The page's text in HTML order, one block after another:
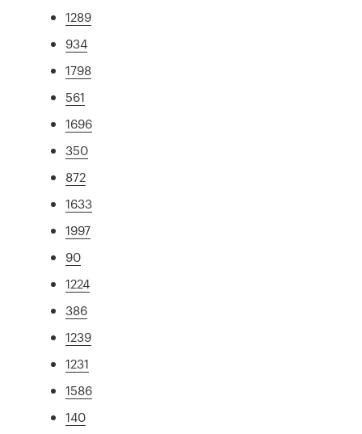
1289
934
1798
561
1696
350
872
1633
1997
90
1224
386
1239
1231
1586
140